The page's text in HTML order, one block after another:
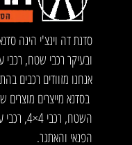
סדנת דה וינצ'י הינה
ובעיקר רכבי שטח, רכבי
אנחנו מזוודים רכבים
בסדנא מייצרים מוצרים
השטח,
הפנאי והאתגר.